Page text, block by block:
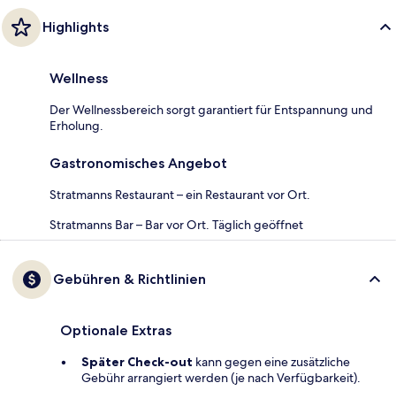
Highlights
Wellness
Der Wellnessbereich sorgt garantiert für Entspannung und
Erholung.
Gastronomisches Angebot
Stratmanns Restaurant – ein Restaurant vor Ort.
Stratmanns Bar – Bar vor Ort. Täglich geöffnet
Gebühren & Richtlinien
Optionale Extras
Später Check-out kann gegen eine zusätzliche
Gebühr arrangiert werden (je nach Verfügbarkeit).